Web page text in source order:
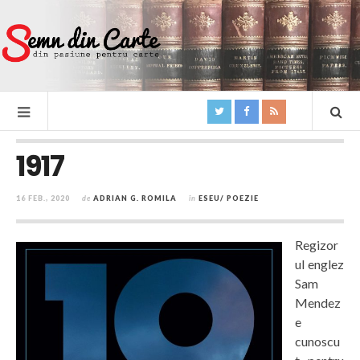
1917
16 FEB., 2020 de ADRIAN G. ROMILA în ESEU/ POEZIE
Regizor
ul englez
Sam
Mendez
e
cunoscu